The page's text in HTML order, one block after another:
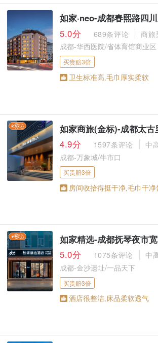
5.0分
689条评论
商旅
成都-华西医院/省体育馆商业区
买贵赔3倍
卫生标准高,毛巾厚实柔软
如家商旅(金标)-成都太古
4.9分
1597条评论
中
成都-万象城/牛市口
买贵赔3倍
房间收拾得挺干净,毛巾干净
如家精选-成都抚琴夜市
5.0分
1075条评论
中
成都-金沙遗址/一品天下
买贵赔3倍
酒店很整洁,床品柔软透气